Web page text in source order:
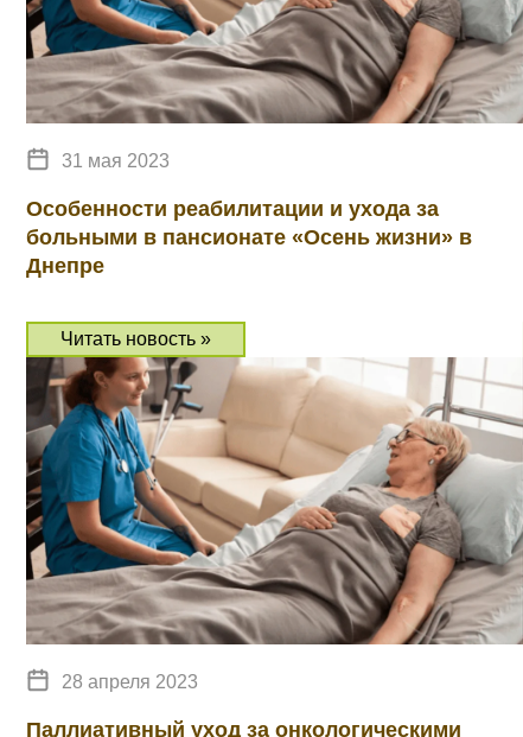
31 мая 2023
Особенности реабилитации и ухода за
больными в пансионате «Осень жизни» в
Днепре
Читать новость »
28 апреля 2023
Паллиативный уход за онкологическими